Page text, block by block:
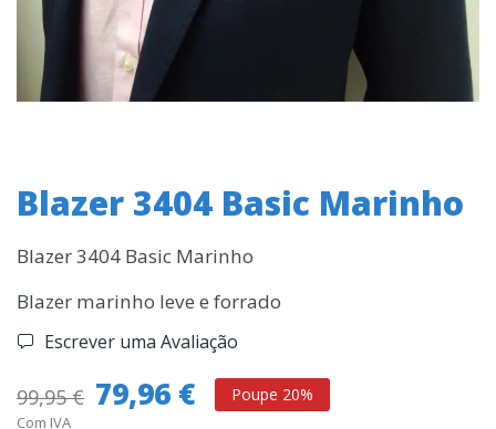
Blazer 3404 Basic Marinho
Blazer 3404 Basic Marinho
Blazer marinho leve e forrado
Escrever uma Avaliação
99,95 € 79,96 € Poupe 20%
Com IVA